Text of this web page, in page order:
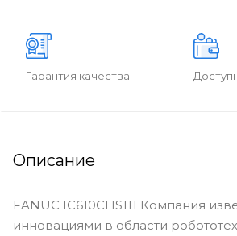
Гарантия качества
Описание
FANUC IC610CHS111 Компания
инновациями в области